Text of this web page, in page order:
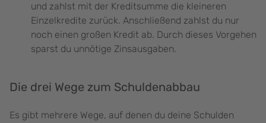
und zahlst mit der Kreditsumme die kleineren
Einzelkredite zurück. Anschließend zahlst du nur
noch einen großen Kredit ab. Durch dieses Vorgehen
sparst du unnötige Zinsausgaben.
Die drei Wege zum Schuldenabbau
Es gibt mehrere Wege, auf denen du deine Schulden